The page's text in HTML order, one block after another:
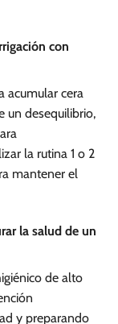
con
acumular cera
un desequilibrio,
la rutina 1 o 2
mantener el
la salud de un
de alto
y preparando